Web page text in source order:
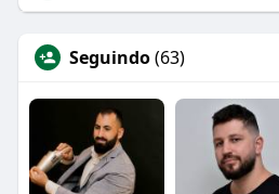
Seguindo(63)